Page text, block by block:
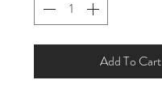
Add To Cart